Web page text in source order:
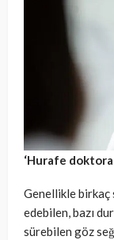
‘Hurafe
Genellikle birkaç
edebilen, bazı
sürebilen göz